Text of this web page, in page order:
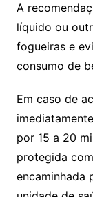
A
líquido ou
fogueiras e
consumo de
Em caso de
por 15 a 20
protegida
encaminhada